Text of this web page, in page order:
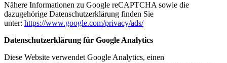
Nähere Informationen zu Google reCAPTCHA sowie die
dazugehörige Datenschutzerklärung finden Sie
unter: https://www.google.com/privacy/ads/
Datenschutzerklärung für Google Analytics
Diese Website verwendet Google Analytics, einen